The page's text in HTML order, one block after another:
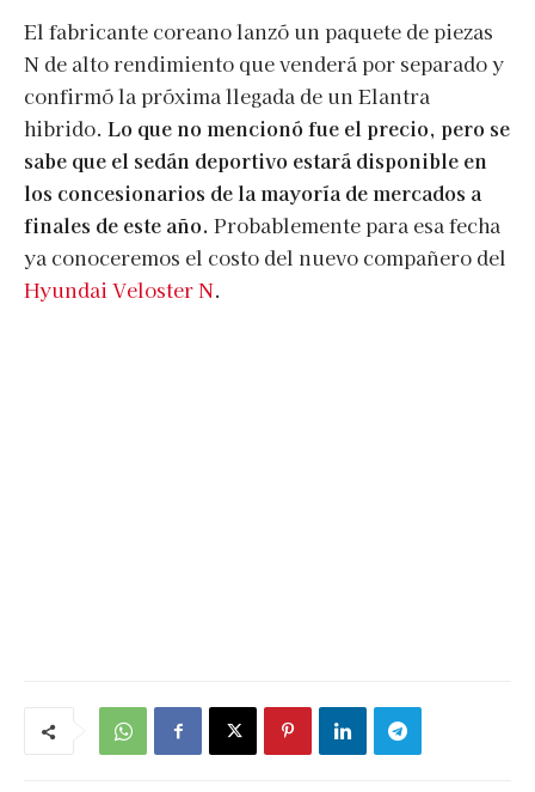
El fabricante coreano lanzó un paquete de piezas
N de alto rendimiento que venderá por separado y
confirmó la próxima llegada de un Elantra
hibrido. Lo que no mencionó fue el precio, pero se
sabe que el sedán deportivo estará disponible en
los concesionarios de la mayoría de mercados a
finales de este año. Probablemente para esa fecha
ya conoceremos el costo del nuevo compañero del
Hyundai Veloster N.